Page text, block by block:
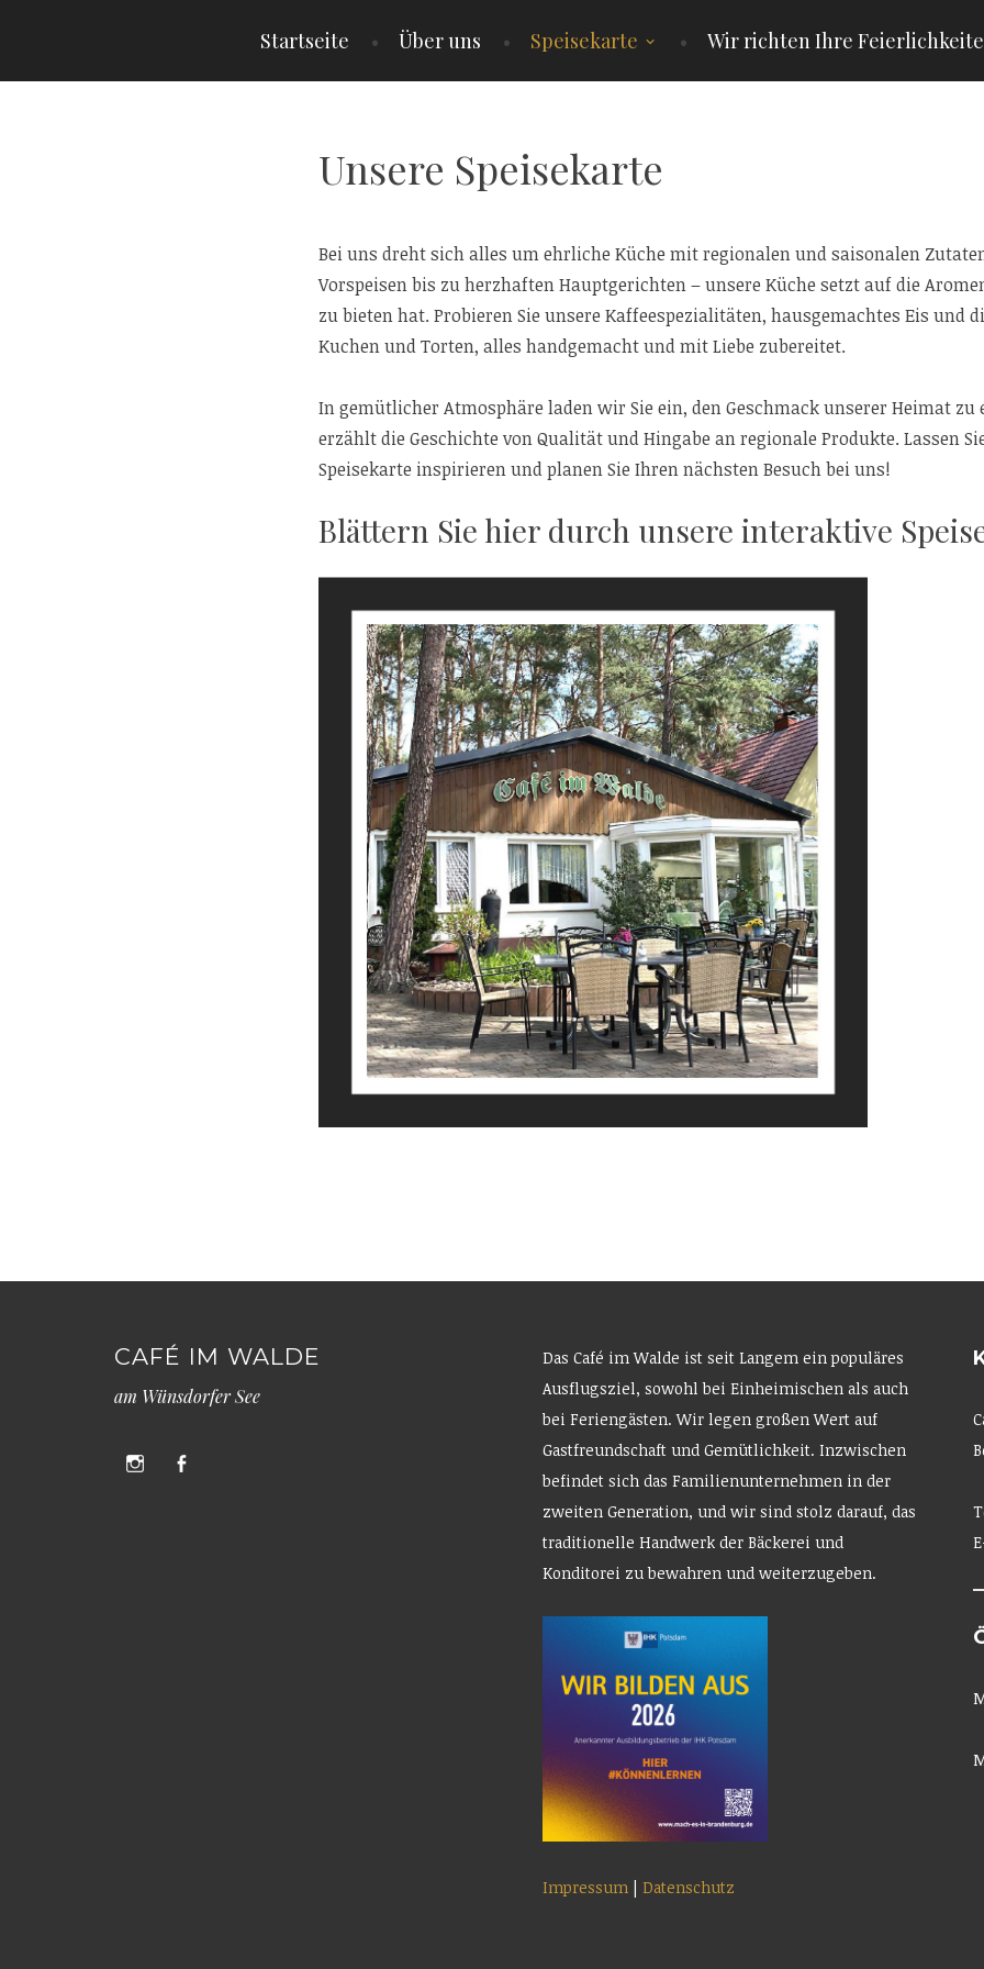
springen
Startseite Über uns Speisekarte Wir richten Ihre
Unsere Speisekarte
Bei uns dreht sich alles um ehrliche Küche mit regionalen und saisonalen
Vorspeisen bis zu herzhaften Hauptgerichten – unsere Küche setzt auf die
zu bieten hat. Probieren Sie unsere Kaffeespezialitäten, hausgemachtes Eis und
Kuchen und Torten, alles handgemacht und mit Liebe zubereitet.
In gemütlicher Atmosphäre laden wir Sie ein, den Geschmack unserer Heimat zu
erzählt die Geschichte von Qualität und Hingabe an regionale Produkte. Lassen
Speisekarte inspirieren und planen Sie Ihren nächsten Besuch bei uns!
Blättern Sie hier durch unsere interaktive
CAFÉ IM WALDE
am Wünsdorfer See
Das Café im Walde ist seit Langem ein populäres
Ausflugsziel, sowohl bei Einheimischen als auch
bei Feriengästen. Wir legen großen Wert auf
Gastfreundschaft und Gemütlichkeit. Inzwischen
befindet sich das Familienunternehmen in der
zweiten Generation, und wir sind stolz darauf, das
traditionelle Handwerk der Bäckerei und
Konditorei zu bewahren und weiterzugeben.
Impressum | Datenschutz